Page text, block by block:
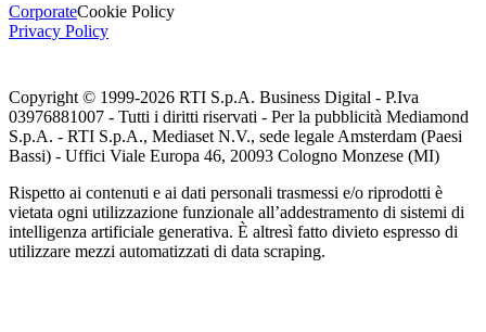
CorporateCookie Policy
Privacy Policy
Copyright © 1999-2026 RTI S.p.A. Business Digital - P.Iva
03976881007 - Tutti i diritti riservati - Per la pubblicità Mediamond
S.p.A. - RTI S.p.A., Mediaset N.V., sede legale Amsterdam (Paesi
Bassi) - Uffici Viale Europa 46, 20093 Cologno Monzese (MI)
Rispetto ai contenuti e ai dati personali trasmessi e/o riprodotti è
vietata ogni utilizzazione funzionale all’addestramento di sistemi di
intelligenza artificiale generativa. È altresì fatto divieto espresso di
utilizzare mezzi automatizzati di data scraping.